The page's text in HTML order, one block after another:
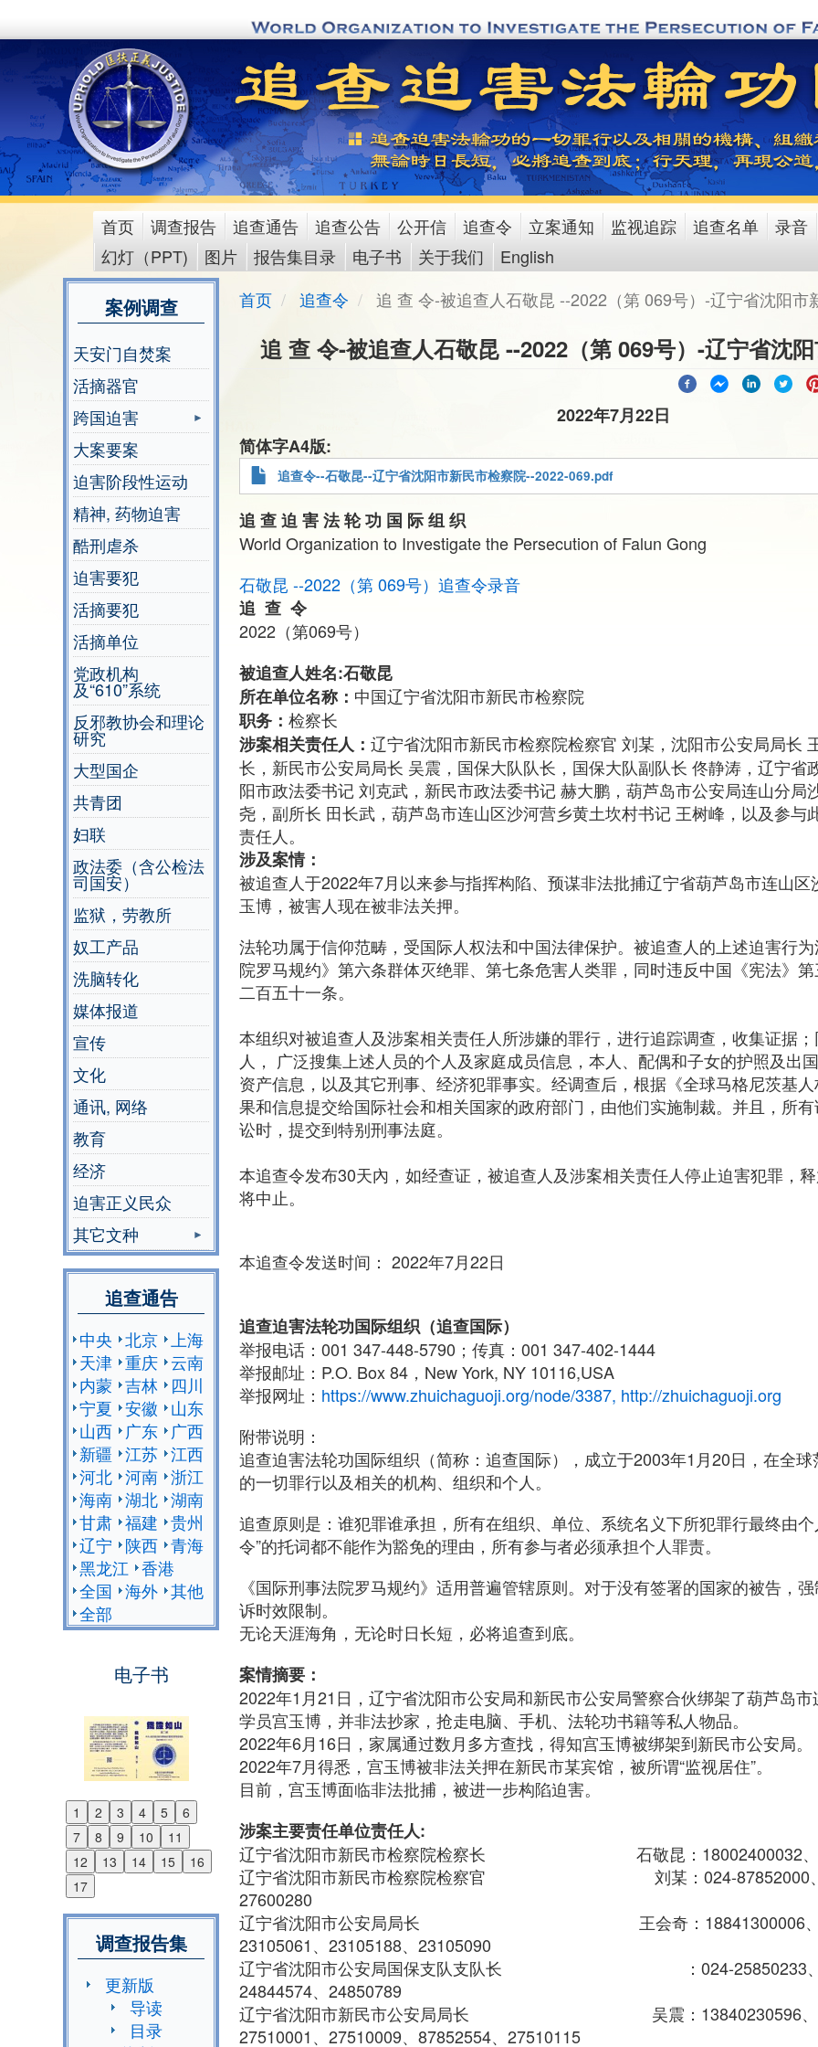
to
content
main
menu
首页 调查报告 追查通告 追查公告 公开信 追查令 立案通知 监视追踪 追查名单
录音
幻灯（PPT)
图片 报告集目录 电子书 关于我们 English
案例调查
天安门自焚案
活摘器官
跨国迫害
大案要案
迫害阶段性运动
精神, 药物迫害
酷刑虐杀
迫害要犯
活摘要犯
活摘单位
党政机构
及“610”系统
反邪教协会和理论
研究
大型国企
共青团
妇联
政法委（含公检法
司国安）
监狱，劳教所
奴工产品
洗脑转化
媒体报道
宣传
文化
通讯, 网络
教育
经济
迫害正义民众
其它文种
追查通告
中央 北京 上海
天津 重庆 云南
内蒙 吉林
四川
宁夏 安徽
山东
山西
广东
广西
新疆 江苏 江西
河北 河南 浙江
海南 湖北 湖南
甘肃 福建 贵州
辽宁
陕西 青海
黑龙江 香港
全国 海外 其他
全部
电子书
1 2 3 4 5
6
7
8 9 10
11
12
13 14 15
16
17
Previous
Next
调查报告集
更新版
导读
目录
首页 追查令 追 查 令-被追查人石敬昆 --2022（第 069号）-辽宁省沈阳市
追 查 令-被追查人石敬昆 --2022（第 069号）-辽宁省沈
2022年7月22日
简体字A4版
追查令--石敬昆--辽宁省沈阳市新民市检察院--2022-069.pdf
追 查 迫 害 法 轮 功 国 际 组 织
World Organization to Investigate the Persecution of Falun Gong
石敬昆 --2022（第 069号）追查令录音
追 查 令
2022（第069号）
被追查人姓名:石敬昆
所在单位名称： 中国辽宁省沈阳市新民市检察院
职务： 检察长
涉案相关责任人： 辽宁省沈阳市新民市检察院检察官 刘某，沈阳市公安局局长
长，新民市公安局局长 吴震，国保大队队长，国保大队副队长 佟静涛，辽宁省
阳市政法委书记 刘克武，新民市政法委书记 赫大鹏，葫芦岛市公安局连山分局
尧，副所长 田长武，葫芦岛市连山区沙河营乡黄土坎村书记 王树峰，以及参与
责任人。
涉及案情：
被追查人于2022年7月以来参与指挥构陷、预谋非法批捕辽宁省葫芦岛市连山
玉博，被害人现在被非法关押。
法轮功属于信仰范畴，受国际人权法和中国法律保护。被追查人的上述迫害行
院罗马规约》第六条群体灭绝罪、第七条危害人类罪，同时违反中国《宪法》
二百五十一条。
本组织对被追查人及涉案相关责任人所涉嫌的罪行，进行追踪调查，收集证据
人， 广泛搜集上述人员的个人及家庭成员信息，本人、配偶和子女的护照及出
资产信息，以及其它刑事、经济犯罪事实。经调查后，根据《全球马格尼茨基
果和信息提交给国际社会和相关国家的政府部门，由他们实施制裁。并且，所
讼时，提交到特别刑事法庭。
本追查令发布30天內，如经查证，被追查人及涉案相关责任人停止迫害犯罪，
将中止。
本追查令发送时间： 2022年7月22日
追查迫害法轮功国际组织（追查国际）
举报电话：001 347-448-5790；传真：001 347-402-1444
举报邮址：P.O. Box 84，New York, NY 10116,USA
举报网址： https://www.zhuichaguoji.org/node/3387, http://zhuichaguoji.org
附带说明：
追查迫害法轮功国际组织（简称：追查国际），成立于2003年1月20日，在全
的一切罪行以及相关的机构、组织和个人。
追查原则是：谁犯罪谁承担，所有在组织、单位、系统名义下所犯罪行最终由
令”的托词都不能作为豁免的理由，所有参与者必须承担个人罪责。
《国际刑事法院罗马规约》适用普遍管辖原则。对于没有签署的国家的被告，
诉时效限制。
无论天涯海角，无论时日长短，必将追查到底。
案情摘要：
2022年1月21日，辽宁省沈阳市公安局和新民市公安局警察合伙绑架了葫芦岛
学员宫玉博，并非法抄家，抢走电脑、手机、法轮功书籍等私人物品。
2022年6月16日，家属通过数月多方查找，得知宫玉博被绑架到新民市公安局。
2022年7月得悉，宫玉博被非法关押在新民市某宾馆，被所谓“监视居住”。
目前，宫玉博面临非法批捕，被进一步构陷迫害。
涉案主要责任单位责任人:
辽宁省沈阳市新民市检察院检察长 石敬昆：18002400032、
辽宁省沈阳市新民市检察院检察官 刘某：024-87852000、
27600280
辽宁省沈阳市公安局局长 王会奇：18841300006、
23105061、23105188、23105090
辽宁省沈阳市公安局国保支队支队长 ：024-25850233、
24844574、24850789
辽宁省沈阳市新民市公安局局长 吴震：13840230596、
27510001、27510009、87852554、27510115